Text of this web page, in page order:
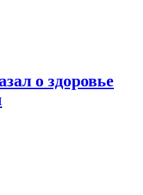
о здоровье